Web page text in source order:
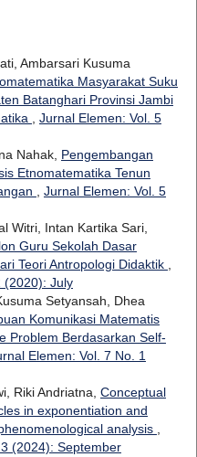
Ambarsari Kusuma
Masyarakat Suku
Batanghari Provinsi Jambi
Jurnal Elemen: Vol. 5
Nahak, Pengembangan
Etnomatematika Tenun
Jurnal Elemen: Vol. 5
Witri, Intan Kartika Sari,
Guru Sekolah Dasar
Teori Antropologi Didaktik
(2020): July
Setyansah, Dhea
Komunikasi Matematis
Problem Berdasarkan Self-
Elemen: Vol. 7 No. 1
Riki Andriatna, Conceptual
in exponentiation and
analysis
(2024): September